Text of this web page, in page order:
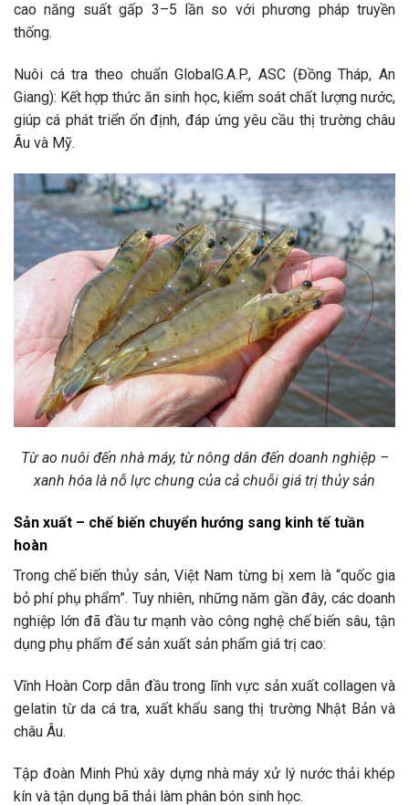
cao năng suất gấp 3–5 lần so với phương pháp truyền
thống.
Nuôi cá tra theo chuẩn GlobalG.A.P., ASC (Đồng Tháp, An
Giang): Kết hợp thức ăn sinh học, kiểm soát chất lượng nước,
giúp cá phát triển ổn định, đáp ứng yêu cầu thị trường châu
Âu và Mỹ.
Từ ao nuôi đến nhà máy, từ nông dân đến doanh nghiệp –
xanh hóa là nỗ lực chung của cả chuỗi giá trị thủy sản
Sản xuất – chế biến chuyển hướng sang kinh tế tuần
hoàn
Trong chế biến thủy sản, Việt Nam từng bị xem là “quốc gia
bỏ phí phụ phẩm”. Tuy nhiên, những năm gần đây, các doanh
nghiệp lớn đã đầu tư mạnh vào công nghệ chế biến sâu, tận
dụng phụ phẩm để sản xuất sản phẩm giá trị cao:
Vĩnh Hoàn Corp dẫn đầu trong lĩnh vực sản xuất collagen và
gelatin từ da cá tra, xuất khẩu sang thị trường Nhật Bản và
châu Âu.
Tập đoàn Minh Phú xây dựng nhà máy xử lý nước thải khép
kín và tận dụng bã thải làm phân bón sinh học.